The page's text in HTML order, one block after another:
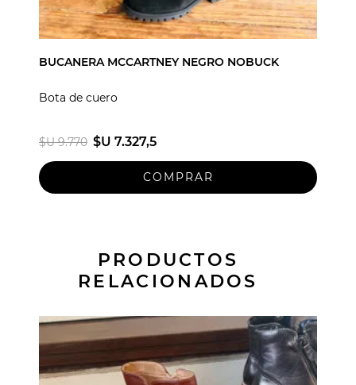
BUCANERA MCCARTNEY NEGRO NOBUCK
Bota de cuero
$U 9.770 $U 7.327,5
PRODUCTOS
RELACIONADOS